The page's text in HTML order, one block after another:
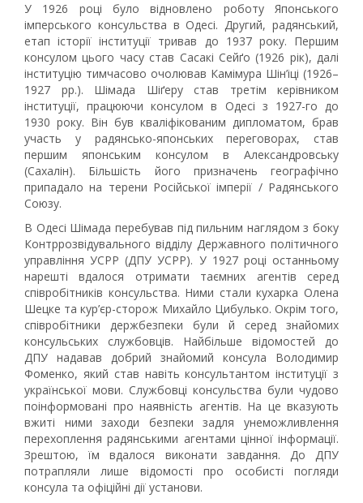
У 1926 році було відновлено роботу Японського
імперського консульства в Одесі. Другий, радянський,
етап історії інституції тривав до 1937 року. Першим
консулом цього часу став Сасакі Сейґо (1926 рік), далі
інституцію тимчасово очолював Камімура Шін’іці (1926–
1927 рр.). Шімада Шіґеру став третім керівником
інституції, працюючи консулом в Одесі з 1927-го до
1930 року. Він був кваліфікованим дипломатом, брав
участь у радянсько-японських переговорах, став
першим японським консулом в Александровську
(Сахалін). Більшість його призначень географічно
припадало на терени Російської імперії / Радянського
Союзу.
В Одесі Шімада перебував під пильним наглядом з боку
Контррозвідувального відділу Державного політичного
управління УСРР (ДПУ УСРР). У 1927 році останньому
нарешті вдалося отримати таємних агентів серед
співробітників консульства. Ними стали кухарка Олена
Шецке та кур’єр-сторож Михайло Цибулько. Окрім того,
співробітники держбезпеки були й серед знайомих
консульських службовців. Найбільше відомостей до
ДПУ надавав добрий знайомий консула Володимир
Фоменко, який став навіть консультантом інституції з
української мови. Службовці консульства були чудово
поінформовані про наявність агентів. На це вказують
вжиті ними заходи безпеки задля унеможливлення
перехоплення радянськими агентами цінної інформації.
Зрештою, їм вдалося виконати завдання. До ДПУ
потрапляли лише відомості про особисті погляди
консула та офіційні дії установи.